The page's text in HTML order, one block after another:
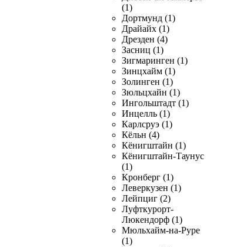
(1)
Дортмунд (1)
Драйайх (1)
Дрезден (4)
Засниц (1)
Зигмаринген (1)
Зинцхайм (1)
Золинген (1)
Зюльцхайн (1)
Ингольштадт (1)
Инцелль (1)
Карлсруэ (1)
Кёльн (4)
Кёнигштайн (1)
Кёнигштайн-Таунус
(1)
Кронберг (1)
Леверкузен (1)
Лейпциг (2)
Луфткурорт-
Люкендорф (1)
Мюльхайм-на-Руре
(1)